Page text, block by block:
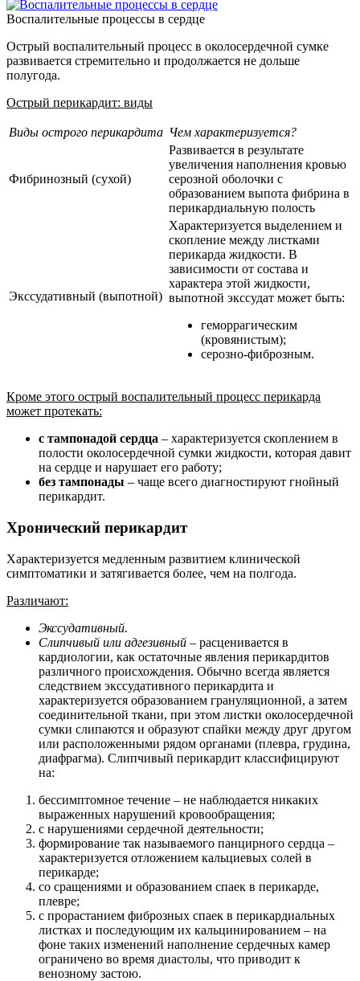
Воспалительные процессы в сердце
Острый воспалительный процесс в околосердечной сумке
развивается стремительно и продолжается не дольше
полугода.
Острый перикардит: виды
Виды острого перикардита Чем характеризуется?
Фибринозный (сухой)
Развивается в результате
увеличения наполнения кровью
серозной оболочки с
образованием выпота фибрина в
перикардиальную полость
Экссудативный (выпотной)
Характеризуется выделением и
скопление между листками
перикарда жидкости. В
зависимости от состава и
характера этой жидкости,
выпотной экссудат может быть:
геморрагическим
(кровянистым);
серозно-фиброзным.
Кроме этого острый воспалительный процесс перикарда
может протекать:
с тампонадой сердца – характеризуется скоплением в
полости околосердечной сумки жидкости, которая давит
на сердце и нарушает его работу;
без тампонады – чаще всего диагностируют гнойный
перикардит.
Хронический перикардит
Характеризуется медленным развитием клинической
симптоматики и затягивается более, чем на полгода.
Различают:
Экссудативный.
Слипчивый или адгезивный – расценивается в
кардиологии, как остаточные явления перикардитов
различного происхождения. Обычно всегда является
следствием экссудативного перикардита и
характеризуется образованием грануляционной, а затем
соединительной ткани, при этом листки околосердечной
сумки слипаются и образуют спайки между друг другом
или расположенными рядом органами (плевра, грудина,
диафрагма). Слипчивый перикардит классифицируют
на:
бессимптомное течение – не наблюдается никаких
выраженных нарушений кровообращения;
с нарушениями сердечной деятельности;
формирование так называемого панцирного сердца –
характеризуется отложением кальциевых солей в
перикарде;
со сращениями и образованием спаек в перикарде,
плевре;
с прорастанием фиброзных спаек в перикардиальных
листках и последующим их кальцинированием – на
фоне таких изменений наполнение сердечных камер
ограничено во время диастолы, что приводит к
венозному застою.